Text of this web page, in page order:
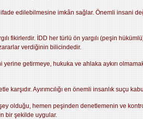
edilebilmesine imkân sağlar. Önemli insani
fikirlerdir. İDD her türlü ön yargılı (peşin
verdiğinin bilicindedir.
getirmeye, hukuka ve ahlaka aykırı
karşıdır. Ayırımcılığı en önemli insanlık suçu
olduğu, hemen peşinden denetlemenin ve
bir şekilde uygular.